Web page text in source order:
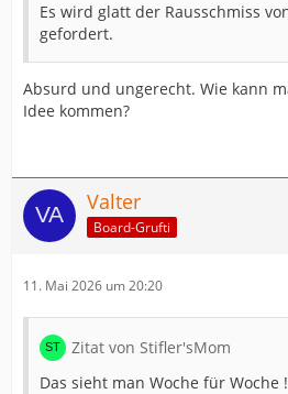
Es wird glatt der Rausschmiss
gefordert.
Absurd und ungerecht. Wie kann
Idee kommen?
Valter
Board-Grufti
11. Mai 2026 um 20:20
Zitat von Stifler'sMom
Das sieht man Woche für Woche !